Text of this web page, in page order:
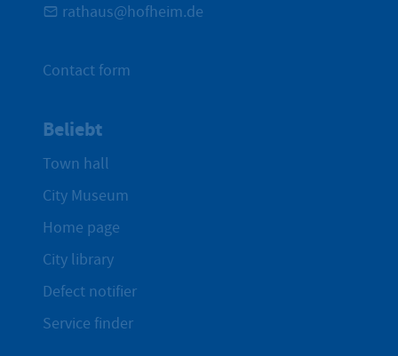
rathaus@hofheim.de
Contact form
Beliebt
Town hall
City Museum
Home page
City library
Defect notifier
Service finder